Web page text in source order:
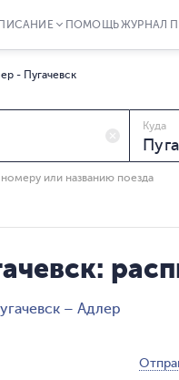
ПОМОЩЬЖУРНАЛ
- Пугачевск
Куда
или названию поезда
– Адлер